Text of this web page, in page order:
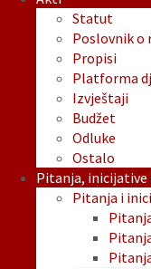
Statut
Poslovnik o
Propisi
Platforma
Izvještaji
Budžet
Odluke
Ostalo
Pitanja, inicijative
Pitanja i